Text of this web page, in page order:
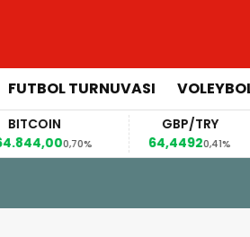
FUTBOL TURNUVASI
0,70%
GBP/TRY
64,44920,41%
5